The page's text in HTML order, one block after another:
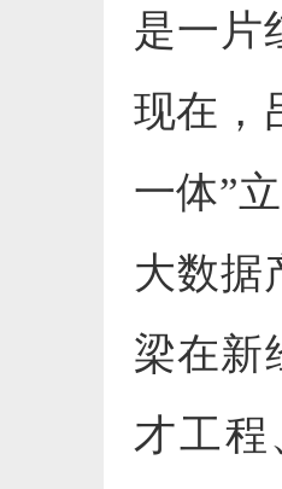
是一片
现在，
一体”
大数据
梁在新
才工程